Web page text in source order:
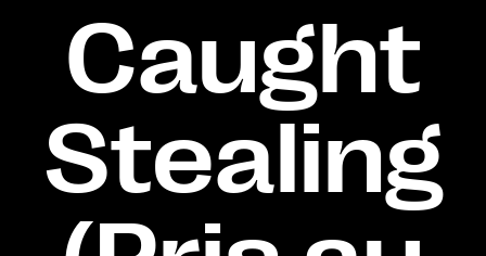
Caught
Stealing